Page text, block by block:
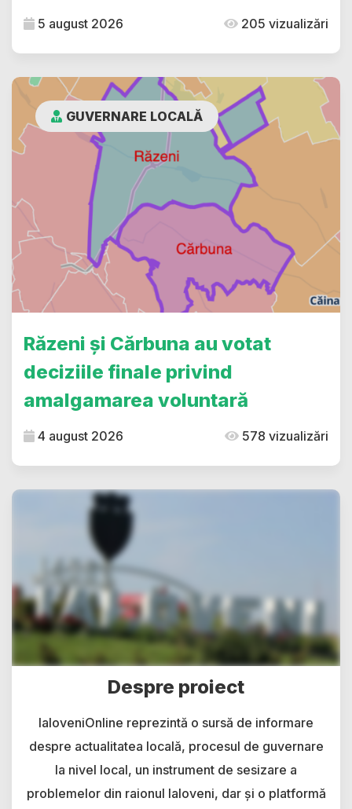
5 august 2026 205 vizualizări
GUVERNARE LOCALĂ
Răzeni și Cărbuna au votat
deciziile finale privind
amalgamarea voluntară
4 august 2026 578 vizualizări
Despre proiect
IaloveniOnline reprezintă o sursă de informare
despre actualitatea locală, procesul de guvernare
la nivel local, un instrument de sesizare a
problemelor din raionul Ialoveni, dar și o platformă